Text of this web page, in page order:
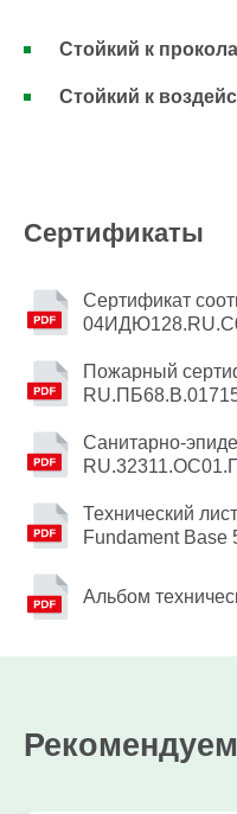
Стойкий к
Стойкий к
Сертификаты
Сертификат
Пожарный
Санитарно-
Технический
Fundament Base
Альбом